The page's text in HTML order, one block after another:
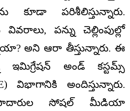
కూడా పరిశీలిస్తున్నారు.
పన్ను చెల్లింపుల్లో
అని ఆరా తీస్తున్నారు. ఈ
అండ్ కస్టమ్స్
విభాగానికి అందిస్తున్నారు.
సోషల్ మీడియా